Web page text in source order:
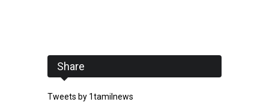
Share
Tweets by 1tamilnews